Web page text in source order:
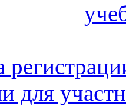
для